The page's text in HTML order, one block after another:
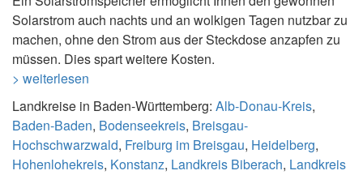
Solarstrom auch nachts und an wolkigen Tagen nutzbar zu
machen, ohne den Strom aus der Steckdose anzapfen zu
müssen. Dies spart weitere Kosten.
> weiterlesen
Landkreise in Baden-Württemberg: Alb-Donau-Kreis,
Baden-Baden, Bodenseekreis, Breisgau-
Hochschwarzwald, Freiburg im Breisgau, Heidelberg,
Hohenlohekreis, Konstanz, Landkreis Biberach, Landkreis